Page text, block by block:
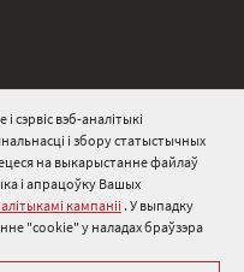
вэб-аналітыкі
і збору статыстычных
на выкарыстанне файлаў
і апрацоўку Вашых
кампаніі . У выпадку
"cookie" у наладах браўзэра